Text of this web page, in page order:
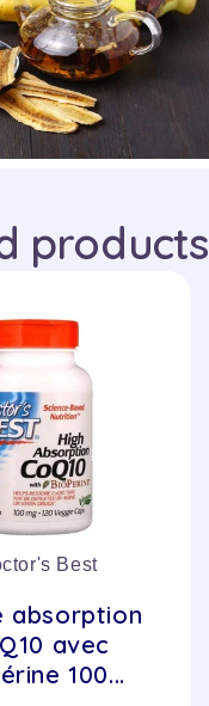
products
Best
absorption
avec
100...